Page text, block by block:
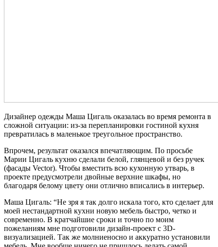
Дизайнер одежды Маша Цигаль оказалась во время ремонта в
сложной ситуации: из-за перепланировки гостиной кухня
превратилась в маленькое треугольное пространство.
Впрочем, результат оказался впечатляющим. По просьбе
Марии Цигаль кухню сделали белой, глянцевой и без ручек
(фасады Vector). Чтобы вместить всю кухонную утварь, в
проекте предусмотрели двойные верхние шкафы, но
благодаря белому цвету они отлично вписались в интерьер.
Маша Цигаль: “Не зря я так долго искала того, кто сделает для
моей нестандартной кухни новую мебель быстро, четко и
современно. В кратчайшие сроки и точно по моим
пожеланиям мне подготовили дизайн-проект с 3D-
визуализацией. Так же молниеносно и аккуратно установили